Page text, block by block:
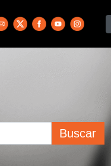
Buscar